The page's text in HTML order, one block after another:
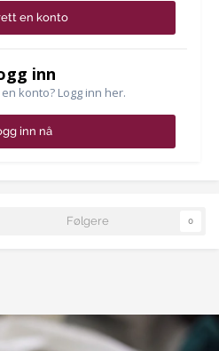
en konto
inn
konto? Logg inn her.
inn nå
Følgere 0